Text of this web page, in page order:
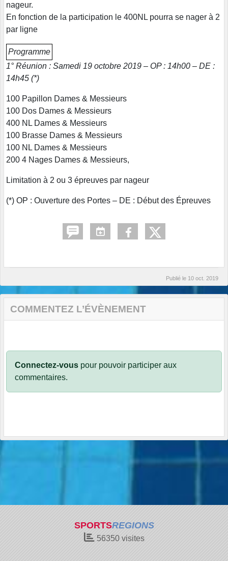
nageur.
En fonction de la participation le 400NL pourra se nager à 2
par ligne
Programme
1° Réunion : Samedi 19 octobre 2019 – OP : 14h00 – DE :
14h45 (*)
100 Papillon Dames & Messieurs
100 Dos Dames & Messieurs
400 NL Dames & Messieurs
100 Brasse Dames & Messieurs
100 NL Dames & Messieurs
200 4 Nages Dames & Messieurs,
Limitation à 2 ou 3 épreuves par nageur
(*) OP : Ouverture des Portes – DE : Début des Épreuves
Publié le 10 oct. 2019
COMMENTEZ L’ÉVÈNEMENT
Connectez-vous pour pouvoir participer aux
commentaires.
SPORTSREGIONS
56350visites